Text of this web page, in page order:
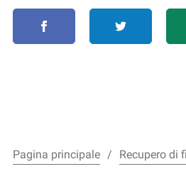
Pagina principale
Recupero di